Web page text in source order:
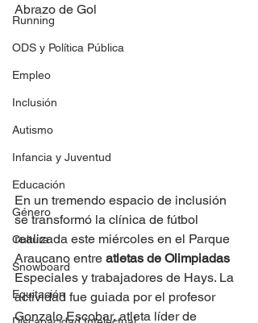
Running
ODS y Política Pública
Empleo
Inclusión
Autismo
Infancia y Juventud
Educación
Género
Cultura
Snowboard
Equitación
Abrazo de Gol
En un tremendo espacio de inclusión
se transformó la clínica de fútbol
realizada este miércoles en el Parque
Araucano entre atletas de Olimpiadas
Especiales y trabajadores de Hays. La
actividad fue guiada por el profesor
Gonzalo Escobar, atleta líder de